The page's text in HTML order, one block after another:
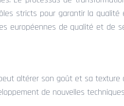
stricts pour garantir la
européennes de qualité et de
altérer son goût et sa
de nouvelles